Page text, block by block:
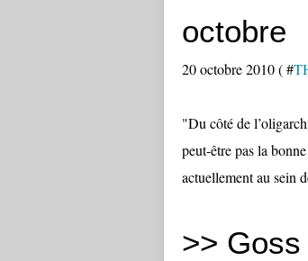
octobre
20 octobre 2010 ( #
"Du côté de
peut-être pas la
actuellement au sein
>>